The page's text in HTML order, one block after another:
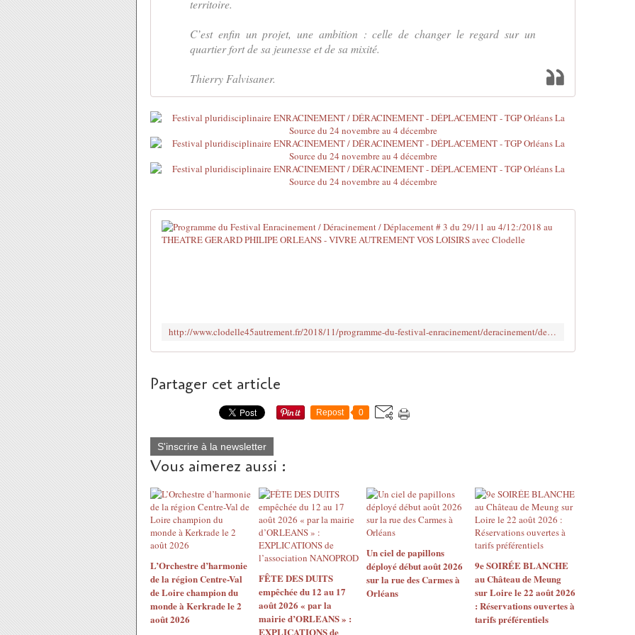
territoire.
C’est enfin un projet, une ambition : celle de changer le regard sur un
quartier fort de sa jeunesse et de sa mixité.
Thierry Falvisaner.
d
http://www.clodelle45autrement.fr/2018/11/programme-du-festival-enracinement/deracinement/deplacement-3-du-29/11-au-4/12/2018-au-theatre-gerard-philipe-orleans.html
Partager cet article
Repost 0
S'inscrire à la newsletter
Vous aimerez aussi :
L’Orchestre d’harmonie
de la région Centre-Val
de Loire champion du
monde à Kerkrade le 2
août 2026
FÊTE DES DUITS
empêchée du 12 au 17
août 2026 « par la
mairie d’ORLEANS » :
EXPLICATIONS de
Un ciel de papillons
déployé début août 2026
sur la rue des Carmes à
Orléans
9e SOIRÉE BLANCHE
au Château de Meung
sur Loire le 22 août 2026
: Réservations ouvertes à
tarifs préférentiels